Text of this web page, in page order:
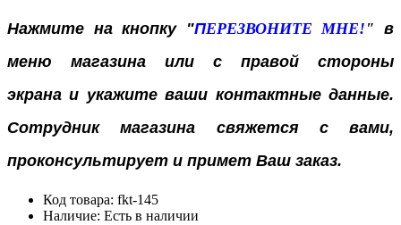
Нажмите на кнопку "ПЕРЕЗВОНИТЕ МНЕ! "
в
меню магазина или с правой стороны
экранаи укажите ваши контактные данные.
Сотрудник магазина свяжется с вами,
проконсультирует и примет Ваш заказ.
Код товара: fkt-145
Наличие: Есть в наличии